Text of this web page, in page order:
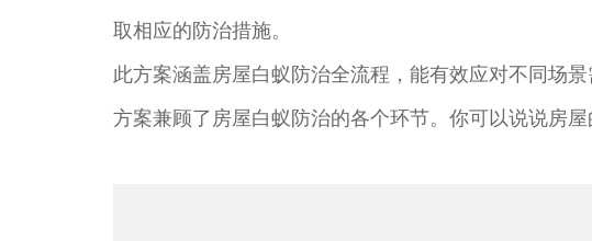
取相应的防治措施。
此方案涵盖房屋白蚁防治全流程，能有效应对不同场
方案兼顾了房屋白蚁防治的各个环节。你可以说说房